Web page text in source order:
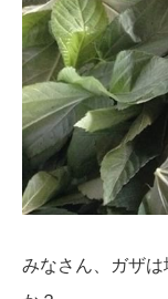
みなさん、ガザ